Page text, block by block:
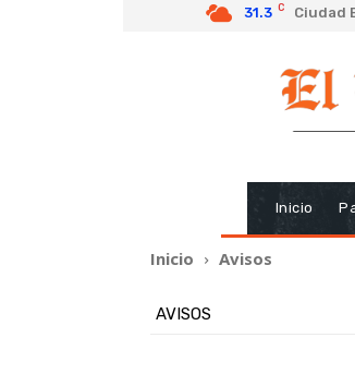
31.3 C Ciudad
Inicio
Inicio Avisos
AVISOS